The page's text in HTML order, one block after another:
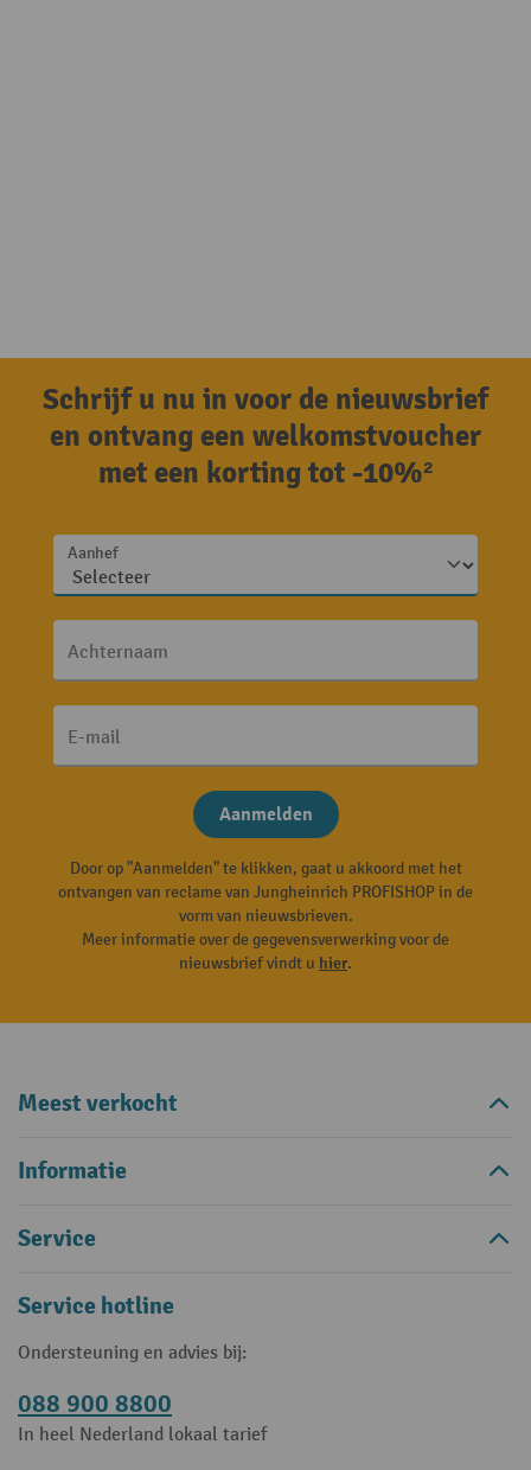
Schrijf u nu in voor de nieuwsbrief
en ontvang een welkomstvoucher
met een korting tot -10%²
Aanhef
Achternaam
E-mail
Aanmelden
Door op "Aanmelden" te klikken, gaat u akkoord met het
ontvangen van reclame van Jungheinrich PROFISHOP in de
vorm van nieuwsbrieven.
Meer informatie over de gegevensverwerking voor de
nieuwsbrief vindt u hier.
Meest verkocht
Informatie
Service
Service hotline
Ondersteuning en advies bij:
088 900 8800
In heel Nederland lokaal tarief